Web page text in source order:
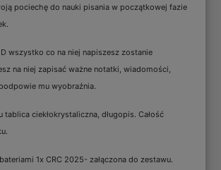
pociechę do nauki pisania w początkowej fazie
wszystko co na niej napiszesz zostanie
na niej zapisać ważne notatki, wiadomości,
mu wyobraźnia.
tablica ciekłokrystaliczna, długopis. Całość
1x CRC 2025- załączona do zestawu.